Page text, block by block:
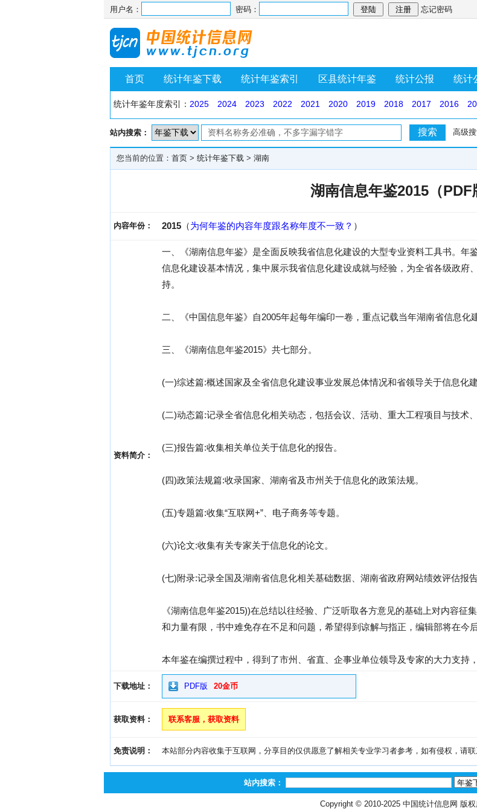
用户名： 密码： 忘记密码
首页 统计年鉴下载 统计年鉴索引 区县统计年鉴 统计公报 统计
统计年鉴年度索引： 2025 2024 2023 2022 2021 2020 2019 2018 2017 2016
站内搜索： 高级
您当前的位置： 首页 > 统计年鉴下载 > 湖南
湖南信息年鉴2015（PDF
内容年份： 2015 （为何年鉴的内容年度跟名称年度不一致？ ）
资料简介：
一、《湖南信息年鉴》是全面反映我省信息化建设的大型专业资料工具书。年
信息化建设基本情况，集中展示我省信息化建设成就与经验，为全省各级政府
持。
二、《中国信息年鉴》自2005年起每年编印一卷，重点记载当年湖南省信息化
三、《湖南信息年鉴2015》共七部分。
(一)综述篇:概述国家及全省信息化建设事业发展总体情况和省领导关于信息化建
(二)动态篇:记录全省信息化相关动态，包括会议、活动、重大工程项目与技术
(三)报告篇:收集相关单位关于信息化的报告。
(四)政策法规篇:收录国家、湖南省及市州关于信息化的政策法规。
(五)专题篇:收集“互联网+”、电子商务等专题。
(六)论文:收集有关专家关于信息化的论文。
(七)附录:记录全国及湖南省信息化相关基础数据、湖南省政府网站绩效评估报告
《湖南信息年鉴2015))在总结以往经验、广泛听取各方意见的基础上对内容
和力量有限，书中难免存在不足和问题，希望得到谅解与指正，编辑部将在今
本年鉴在编撰过程中，得到了市州、省直、企事业单位领导及专家的大力支持
下载地址： PDF版 20金币
获取资料： 联系客服，获取资料
免责说明： 本站部分内容收集于互联网，分享目的仅供愿意了解相关专业学习者参考，如有侵权，请
站内搜索：
Copyright © 2010-2025 中国统计信息网 版